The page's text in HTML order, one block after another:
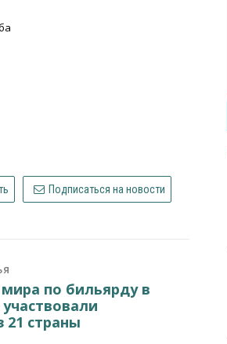
Подписаться на новости
по бильярду в
21 страны